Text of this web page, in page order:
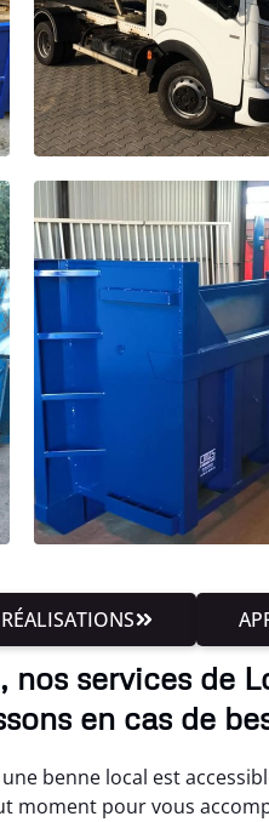
services de
en cas de
benne local est
moment pour vous